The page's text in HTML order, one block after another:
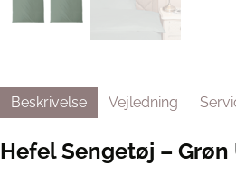
Beskrivelse
Vejledning
Hefel Sengetøj – Grøn